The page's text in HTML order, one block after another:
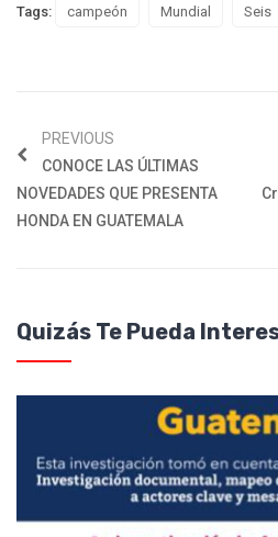
Tags: campeón Mundial Seis
PREVIOUS
CONOCE LAS ÚLTIMAS
NOVEDADES QUE PRESENTA
HONDA EN GUATEMALA
Quizás Te Pueda